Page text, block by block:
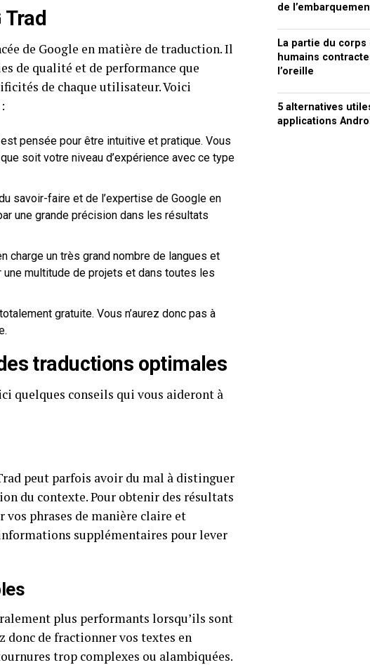
Trad
de Google en matière de traduction. Il
de qualité et de performance que
de chaque utilisateur. Voici
est pensée pour être intuitive et pratique. Vous
soit votre niveau d’expérience avec ce type
savoir-faire et de l’expertise de Google en
une grande précision dans les résultats
charge un très grand nombre de langues et
une multitude de projets et dans toutes les
gratuite. Vous n’aurez donc pas à
traductions optimales
quelques conseils qui vous aideront à
peut parfois avoir du mal à distinguer
du contexte. Pour obtenir des résultats
vos phrases de manière claire et
supplémentaires pour lever
plus performants lorsqu’ils sont
donc de fractionner vos textes en
trop complexes ou alambiquées.
de
La partie du
humains
l’oreille
5 alternatives
applications